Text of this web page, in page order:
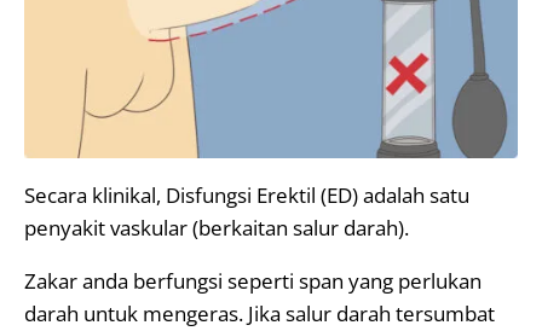
Secara klinikal, Disfungsi Erektil (ED) adalah satu
penyakit vaskular (berkaitan salur darah).
Zakar anda berfungsi seperti span yang perlukan
darah untuk mengeras. Jika salur darah tersumbat